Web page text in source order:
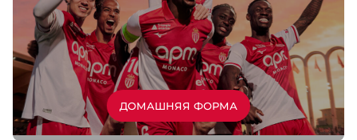
ДОМАШНЯЯ ФОРМА